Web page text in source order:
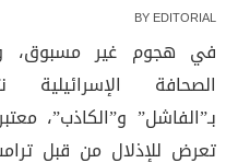
BY EDITORIAL
في هجوم غير مسبوق،
الصحافة الإسرائيلية
بـ”الفاشل” و”الكاذب”،
تعرض للإذلال من قبل